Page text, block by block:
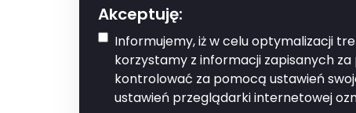
Akceptuję:
Informujemy, iż w celu optymalizacji
korzystamy z informacji zapisanych
kontrolować za pomocą ustawień
ustawień przeglądarki internetowej
Kto powinien
Zgłoszenie może dodać
Co musisz